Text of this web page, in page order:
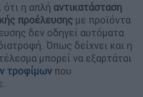
ότι η απλή αντικατάσταση
προέλευσης με προϊόντα
δεν οδηγεί αυτόματα
Όπως δείχνει και η
μπορεί να εξαρτάται
τροφίμωνπου